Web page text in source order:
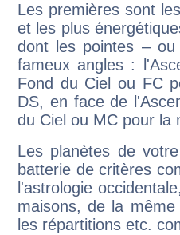
Les premières sont
et les plus
dont les pointes –
fameux angles :
Fond du Ciel ou FC
DS, en face de
du Ciel ou MC pour la
Les planètes de
batterie de critères
l'astrologie
maisons, de la
les répartitions etc.